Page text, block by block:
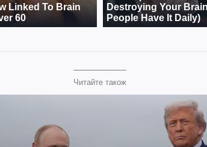
Читайте також